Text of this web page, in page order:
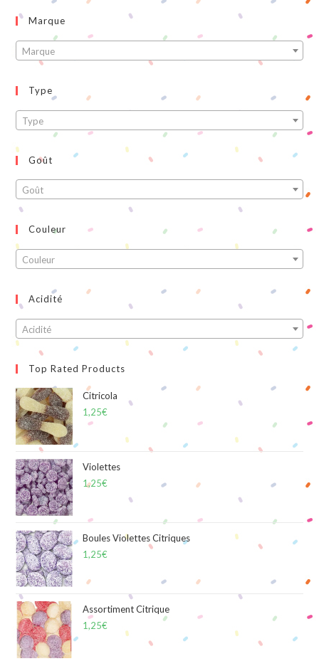
Marque
Marque
Type
Type
Goût
Goût
Couleur
Couleur
Acidité
Acidité
Top Rated Products
Citricola
1,25€
Violettes
1,25€
Boules Violettes Citriques
1,25€
Assortiment Citrique
1,25€